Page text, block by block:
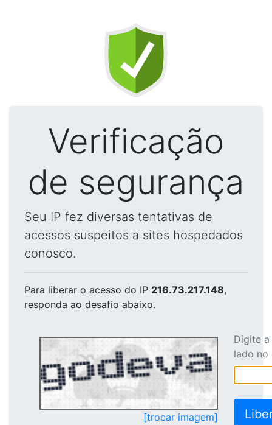
Verificação
de segurança
Seu IP fez diversas tentativas de
acessos suspeitos a sites hospedados
conosco.
Para liberar o acesso do IP 216.73.217.148,
responda ao desafio abaixo.
[trocar imagem]
Digite
lado no